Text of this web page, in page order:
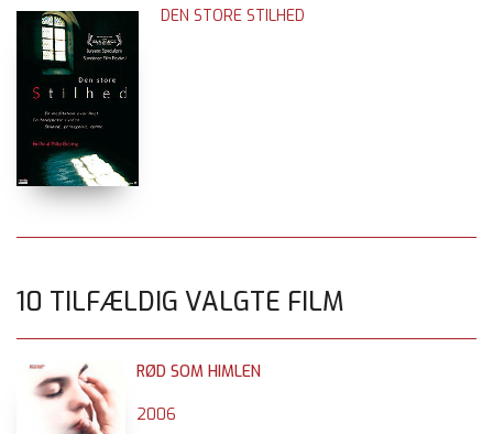
DEN STORE STILHED
10 TILFÆLDIG VALGTE FILM
RØD SOM HIMLEN
2006